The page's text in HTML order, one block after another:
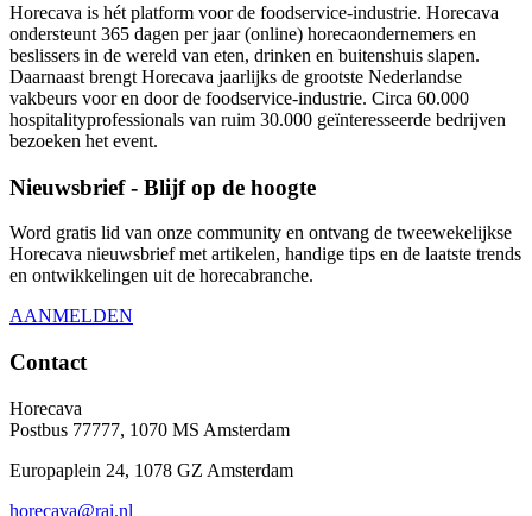
Horecava is hét platform voor de foodservice-industrie. Horecava
ondersteunt 365 dagen per jaar (online) horecaondernemers en
beslissers in de wereld van eten, drinken en buitenshuis slapen.
Daarnaast brengt Horecava jaarlijks de grootste Nederlandse
vakbeurs voor en door de foodservice-industrie. Circa 60.000
hospitalityprofessionals van ruim 30.000 geïnteresseerde bedrijven
bezoeken het event.
Nieuwsbrief - Blijf op de hoogte
Word gratis lid van onze community en ontvang de tweewekelijkse
Horecava nieuwsbrief met artikelen, handige tips en de laatste trends
en ontwikkelingen uit de horecabranche.
AANMELDEN
Contact
Horecava
Postbus 77777, 1070 MS Amsterdam
Europaplein 24, 1078 GZ Amsterdam
horecava@rai.nl